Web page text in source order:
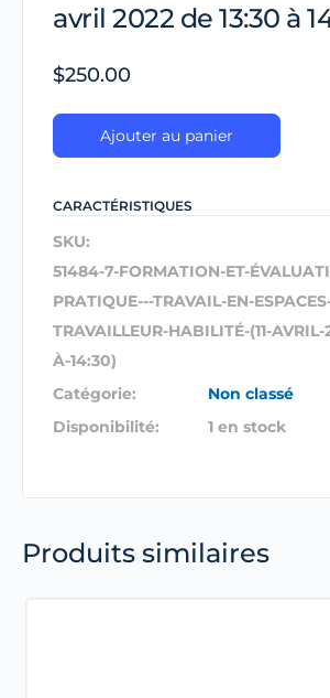
avril 2022 de 13:30 à
$250.00
Ajouter au panier
CARACTÉRISTIQUES
SKU:
51484-7-FORMATION-ET-
PRATIQUE---TRAVAIL-EN-
TRAVAILLEUR-HABILITÉ-(11-
À-14:30)
Catégorie:
Non classé
Disponibilité:
1 en stock
Produits similaires